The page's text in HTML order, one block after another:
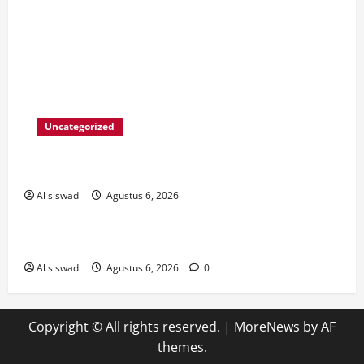
Uncategorized
Al siswadi Agustus 6, 2026
! Без рубрики
Al siswadi Agustus 6, 2026 0
Copyright © All rights reserved. | MoreNews by AF
themes.